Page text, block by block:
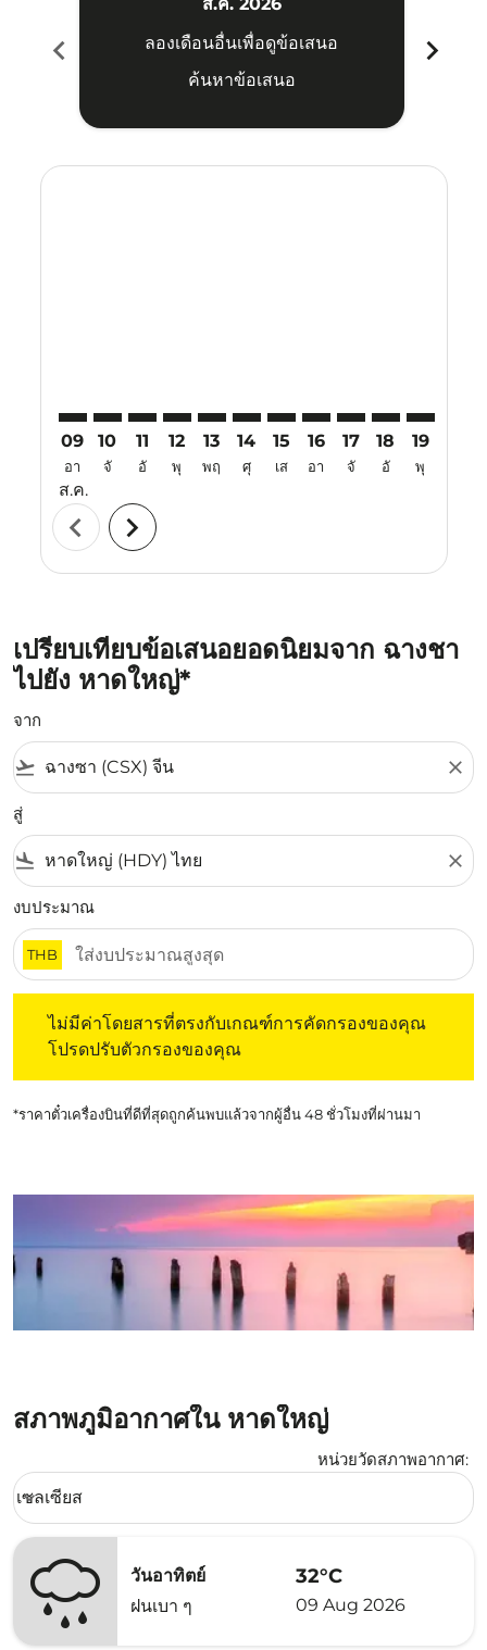
chevron_left
ลองเดือนอื่นเพื่อดูข้อเสนอ
ค้นหาข้อเสนอ
chevron_right
09
อา
ส.ค.
10
จั
11
อั
12
พุ
13
พฤ
14
ศุ
15
เส
16
อา
17
จั
18
อั
19
พุ
chevron_left chevron_right
เปรียบเทียบข้อเสนอยอดนิยมจาก ฉางชา
ไปยัง หาดใหญ่*
จาก
flight_takeoff close
สู่
flight_land close
งบประมาณ
THB
ไม่มีค่าโดยสารที่ตรงกับเกณฑ์การคัดกรองของคุณ
โปรดปรับตัวกรองของคุณ
*ราคาตั๋วเครื่องบินที่ดีที่สุดถูกค้นพบแล้วจากผู้อื่น 48 ชั่วโมงที่ผ่านมา
สภาพภูมิอากาศใน หาดใหญ่
หน่วยวัดสภาพอากาศ:
Weather unit option เซลเซียส Selected
เซลเซียส
keyboard_arrow_down
วันอาทิตย์
ฝนเบา ๆ
32°C
09 Aug 2026